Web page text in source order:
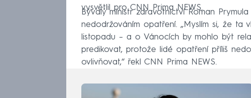
vysvětlil pro CNN Prima NEWS.
Bývalý ministr zdravotnictví Roman
nedodržováním opatření. „Myslím si, že
listopadu – a o Vánocích by mohlo být
predikovat, protože lidé opatření příliš
ovlivňovat,“ řekl CNN Prima NEWS.